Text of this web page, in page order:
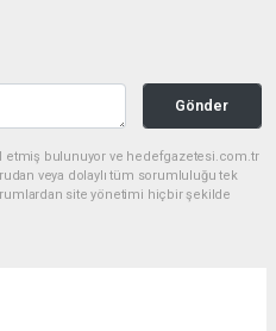
Gönder
etmiş bulunuyor ve hedefgazetesi.com.tr
veya dolaylı tüm sorumluluğu tek
site yönetimi hiçbir şekilde